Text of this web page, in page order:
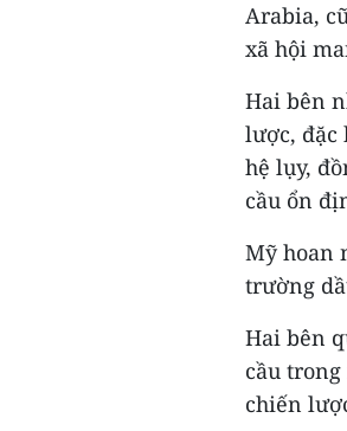
Arabia,
xã hội
Hai bên
lược, đặc
hệ lụy,
cầu ổn
Mỹ hoan
trường
Hai bên
cầu
chiến